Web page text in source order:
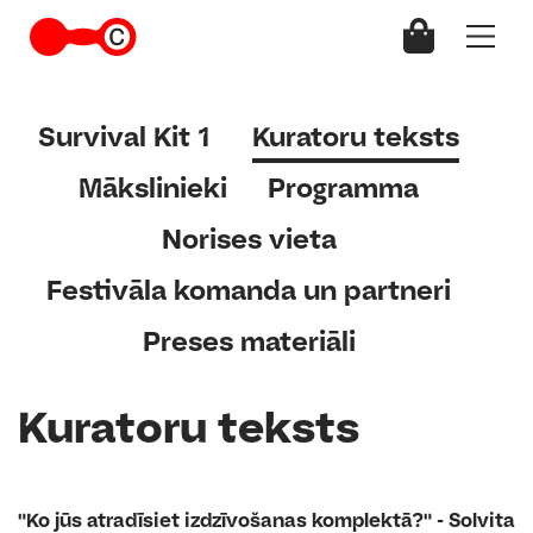
Survival Kit 1
Kuratoru teksts
Mākslinieki
Programma
Norises vieta
Festivāla komanda un partneri
Preses materiāli
Kuratoru teksts
"Ko jūs atradīsiet izdzīvošanas komplektā?" - Solvita